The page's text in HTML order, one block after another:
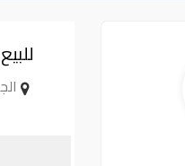
للبیع